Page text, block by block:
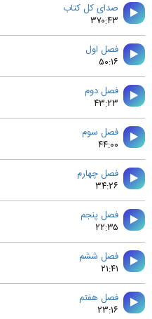
صدای کل کتاب
۳۷۰:۴۳
فصل اول
۵۰:۱۶
فصل دوم
۴۳:۲۳
فصل سوم
۴۴:۰۰
فصل چهارم
۳۴:۲۶
فصل پنجم
۲۲:۳۵
فصل ششم
۲۱:۴۱
فصل هفتم
۲۳:۱۶